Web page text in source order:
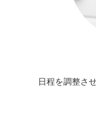
日程を調整さ